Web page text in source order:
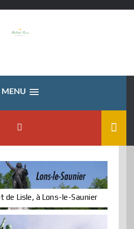
MENU
de Lisle, à Lons-le-Saunier